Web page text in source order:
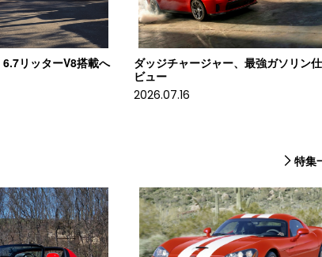
リッターV8搭載へ
ダッジチャージャー、最強ガソリン
ビュー
2026.07.16
特集